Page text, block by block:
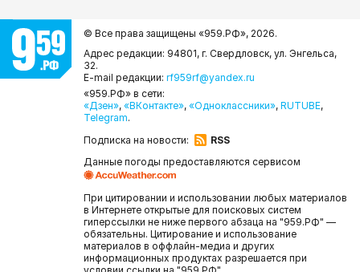
© Все права защищены «959.РФ», 2026.
Адрес редакции: 94801, г. Свердловск, ул. Энгельса,
32.
E-mail редакции: rf959rf@yandex.ru
«959.РФ» в сети:
«Дзен», «ВКонтакте», «Одноклассники», RUTUBE,
Telegram.
Подписка на новости:
RSS
Данные погоды предоставляются сервисом
При цитировании и использовании любых материалов
в Интернете открытые для поисковых систем
гиперссылки не ниже первого абзаца на "959.РФ" —
обязательны. Цитирование и использование
материалов в оффлайн-медиа и других
информационных продуктах разрешается при